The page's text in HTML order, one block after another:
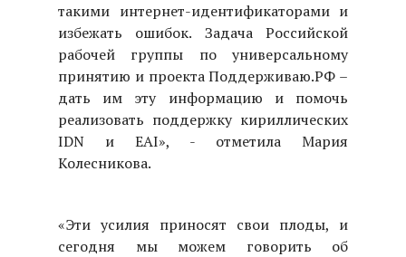
такими интернет-идентификаторами и
избежать ошибок. Задача Российской
рабочей группы по универсальному
принятию и проекта Поддерживаю.РФ –
дать им эту информацию и помочь
реализовать поддержку кириллических
IDN и EAI», - отметила Мария
Колесникова.
«Эти усилия приносят свои плоды, и
сегодня мы можем говорить об